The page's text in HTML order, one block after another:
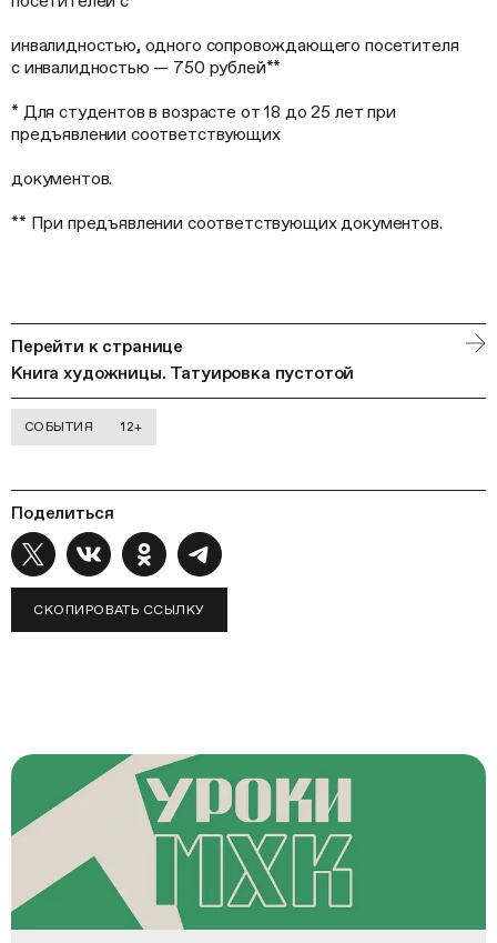
инвалидностью, одного сопровождающего посетителя
с инвалидностью — 750 рублей**
* Для студентов в возрасте от 18 до 25 лет при
предъявлении соответствующих
документов.
** При предъявлении соответствующих документов.
Перейти к странице
Книга художницы. Татуировка пустотой
СОБЫТИЯ 12+
Поделиться
СКОПИРОВАТЬ ССЫЛКУ